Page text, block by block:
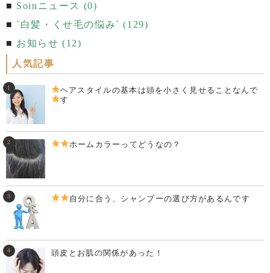
Soinニュース (0)
`白髪・くせ毛の悩み` (129)
お知らせ (12)
人気記事
ヘアスタイルの基本は頭を小さく見せることなんで
す
ホームカラーってどうなの？
自分に合う、シャンプーの選び方があるんです
頭皮とお肌の関係があった！